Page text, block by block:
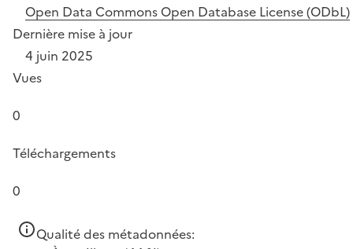
Open Data Commons Open Database License (ODbL)
Dernière mise à jour
4 juin 2025
Vues
0
Téléchargements
0
Qualité des métadonnées: